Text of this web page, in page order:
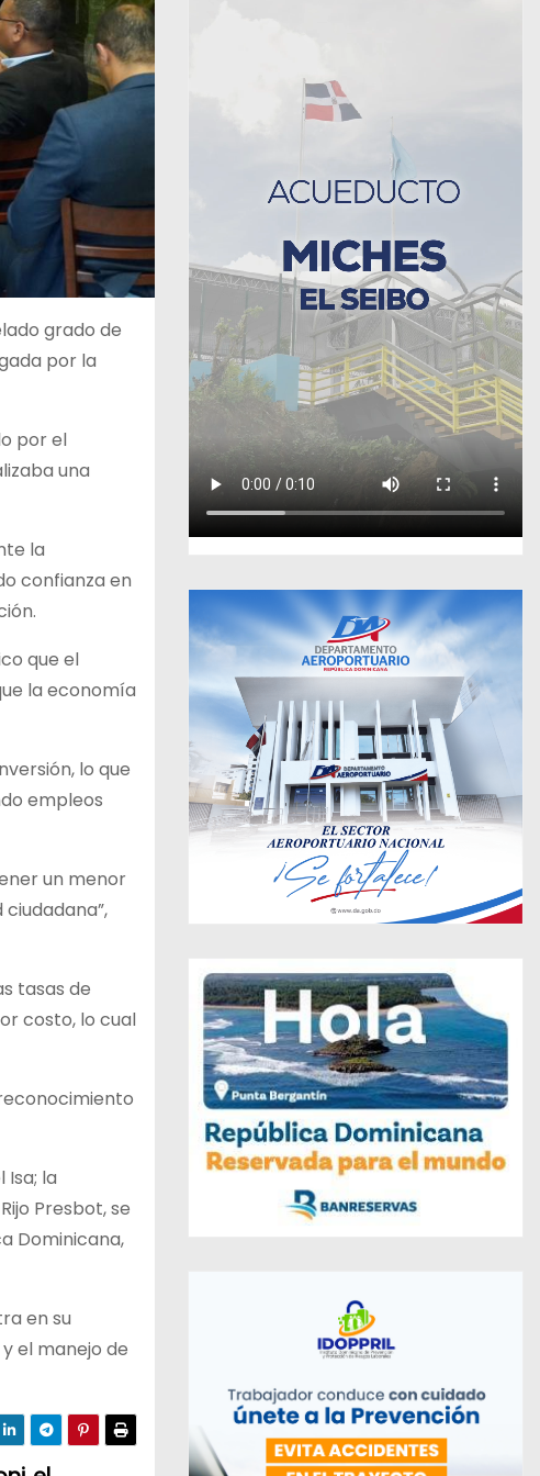
grado de
por la
por el
una
la
confianza en
que el
la economía
lo que
empleos
un menor
tasas de
costo, lo cual
la
Presbot, se
Dominicana,
en su
el manejo de